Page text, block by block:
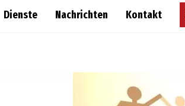
Dienste Nachrichten Kontakt